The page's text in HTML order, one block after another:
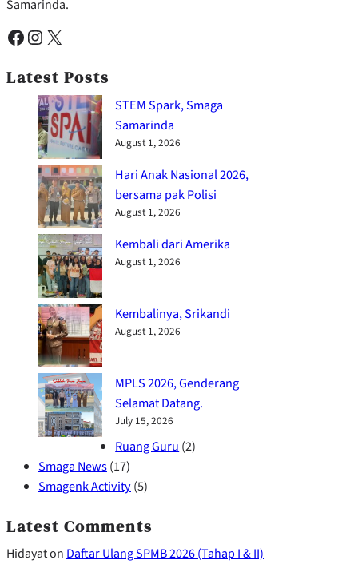
Samarinda.
Facebook Instagram X
Latest Posts
STEM Spark, Smaga
Samarinda
August 1, 2026
Hari Anak Nasional 2026,
bersama pak Polisi
August 1, 2026
Kembali dari Amerika
August 1, 2026
Kembalinya, Srikandi
August 1, 2026
MPLS 2026, Genderang
Selamat Datang.
July 15, 2026
Ruang Guru (2)
Smaga News(17)
Smagenk Activity(5)
Latest Comments
Hidayaton Daftar Ulang SPMB 2026 (Tahap I & II)